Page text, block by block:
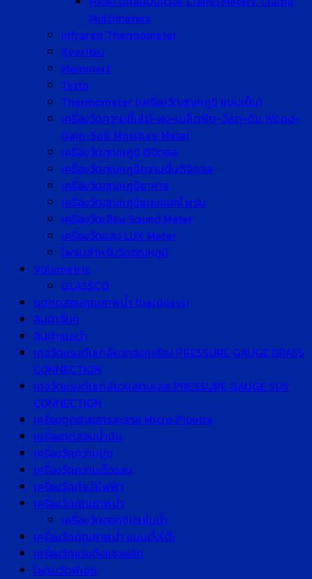
Multimeters
Infrared Thermometer
Kyoritsu
Memmert
Testo
Thermometer (เครื่องวัดอุณหภูมิ แบบเข็ม)
เครื่องวัดความชื้นไม้-ผง-เมล็ดพืช-วัสดุ-ดิน Wood-
Gain-Soil Moisture Meter
เครื่องวัดอุณหภูมิ ดิจิตอล
เครื่องวัดอุณหภูมิความชื้นดิจิตอล
เครื่องวัดอุณหภูมิอาหาร
เครื่องวัดอุณหภูมิแบบแยกโพรบ
เครื่องวัดเสียง Sound Meter
เครื่องวัดแสง LUX Meter
โพรบสำหรับวัดอุณหภูมิ
Volumetric
GLASSCO
ชุดทดสอบคุณภาพน้ำ (hardness)
สินค้าอื่นๆ
สินค้าแนะนำ
เกจวัดแรงดันเกลียวทองเหลือง PRESSURE GAUGE BRASS
CONNECTION
เกจวัดแรงดันเกลียวแสตนเลส PRESSURE GAUGE SUS
CONNECTION
เครื่องดูดจ่ายสารละลาย Micro Pipette
เครื่องทดสอบน้ำมัน
เครื่องวัดความขุ่น
เครื่องวัดความเร็วรอบ
เครื่องวัดค่านำไฟฟ้า
เครื่องวัดคุณภาพน้ำ
เครื่องวัดออกซิเจนในน้ำ
เครื่องวัดคุณภาพน้ำ แบบตั้งโต๊ะ
เครื่องวัดแรงดึงแรงผลัก
โพรบวัดพีเอช